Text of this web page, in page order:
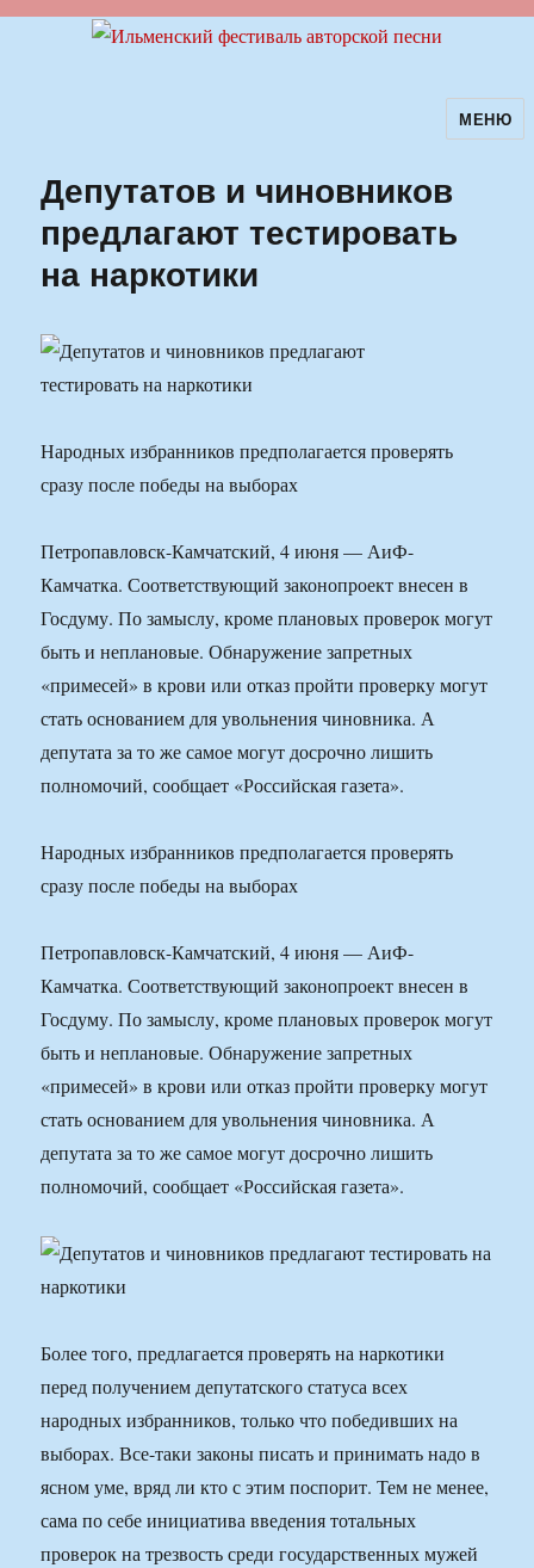
Ильменский фестиваль авторскойМЕНЮ
Депутатов и чиновников
предлагают тестировать
на наркотики
Народных избранников предполагается проверять
сразу после победы на выборах
Петропавловск-Камчатский, 4 июня — АиФ-
Камчатка. Соответствующий законопроект внесен в
Госдуму. По замыслу, кроме плановых проверок могут
быть и неплановые. Обнаружение запретных
«примесей» в крови или отказ пройти проверку могут
стать основанием для увольнения чиновника. А
депутата за то же самое могут досрочно лишить
полномочий, сообщает «Российская газета».
Народных избранников предполагается проверять
сразу после победы на выборах
Петропавловск-Камчатский, 4 июня — АиФ-
Камчатка. Соответствующий законопроект внесен в
Госдуму. По замыслу, кроме плановых проверок могут
быть и неплановые. Обнаружение запретных
«примесей» в крови или отказ пройти проверку могут
стать основанием для увольнения чиновника. А
депутата за то же самое могут досрочно лишить
полномочий, сообщает «Российская газета».
Более того, предлагается проверять на наркотики
перед получением депутатского статуса всех
народных избранников, только что победивших на
выборах. Все-таки законы писать и принимать надо в
ясном уме, вряд ли кто с этим поспорит. Тем не менее,
сама по себе инициатива введения тотальных
проверок на трезвость среди государственных мужей